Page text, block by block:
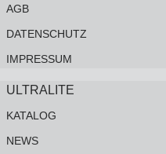
AGB
DATENSCHUTZ
IMPRESSUM
ULTRALITE
KATALOG
NEWS